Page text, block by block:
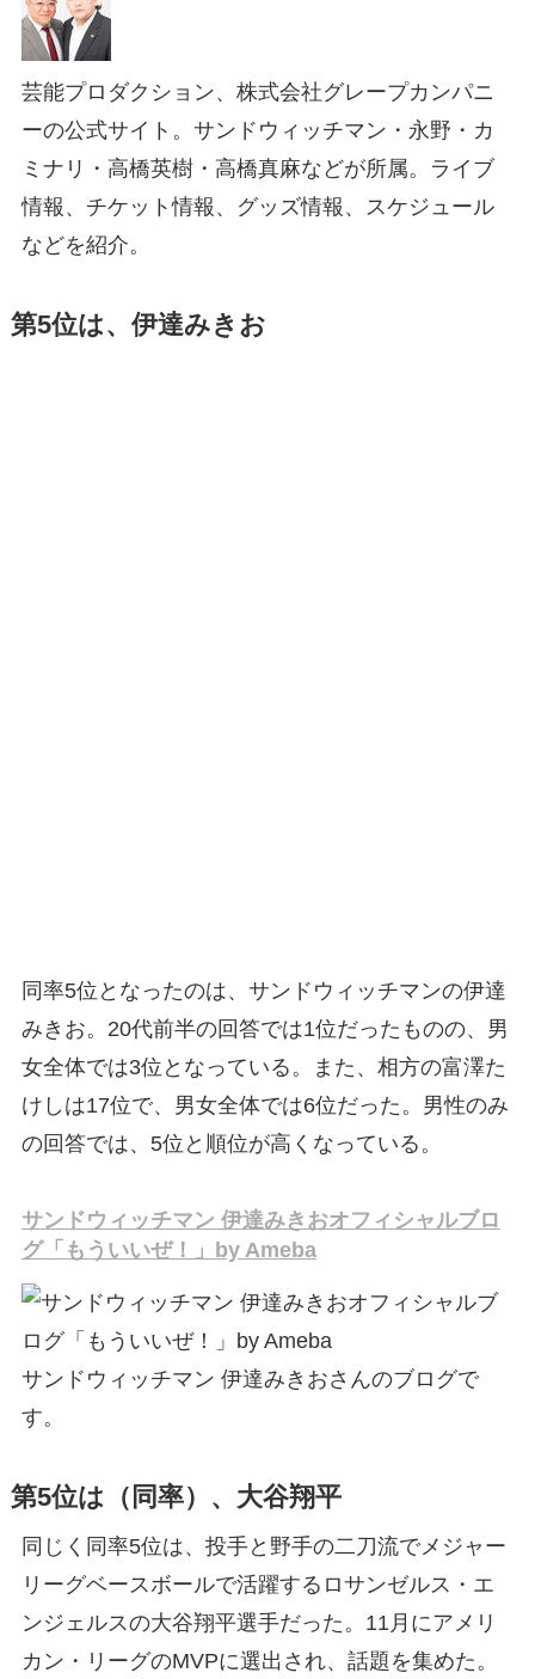
芸能プロダクション、株式会社グレープカンパニ
ーの公式サイト。サンドウィッチマン・永野・カ
ミナリ・高橋英樹・高橋真麻などが所属。ライブ
情報、チケット情報、グッズ情報、スケジュール
などを紹介。
第5位は、伊達みきお
同率5位となったのは、サンドウィッチマンの伊達
みきお。20代前半の回答では1位だったものの、男
女全体では3位となっている。また、相方の富澤た
けしは17位で、男女全体では6位だった。男性のみ
の回答では、5位と順位が高くなっている。
サンドウィッチマン 伊達みきおオフィシャルブロ
グ「もういいぜ！」by Ameba
サンドウィッチマン 伊達みきおさんのブログで
す。
第5位は（同率）、大谷翔平
同じく同率5位は、投手と野手の二刀流でメジャー
リーグベースボールで活躍するロサンゼルス・エ
ンジェルスの大谷翔平選手だった。11月にアメリ
カン・リーグのMVPに選出され、話題を集めた。